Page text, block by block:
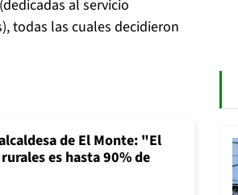
(dedicadas al servicio
todas las cuales decidieron
de El Monte: "El
es hasta 90% de